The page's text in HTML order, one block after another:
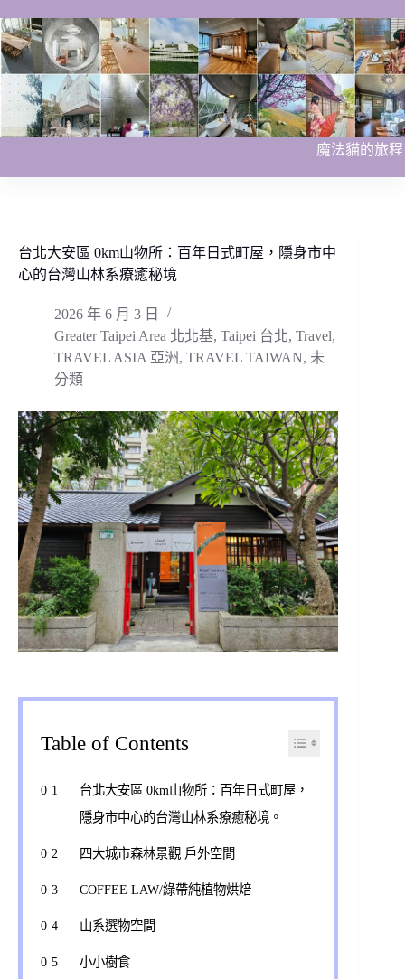
至
主
要
內
容
魔法貓的旅程
台北大安區 0km山物所：百年日式町屋，隱身市中
心的台灣山林系療癒秘境
2026 年 6 月 3 日
Greater Taipei Area 北北基, Taipei 台北, Travel,
TRAVEL ASIA 亞洲, TRAVEL TAIWAN, 未
分類
Table of Contents
台北大安區 0km山物所：百年日式町屋，
隱身市中心的台灣山林系療癒秘境。
四大城市森林景觀 戶外空間
COFFEE LAW/綠帶純植物烘焙
山系選物空間
小小樹食